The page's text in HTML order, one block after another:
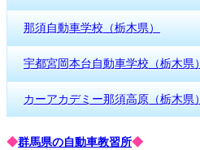
那須自動車学校（栃木県）
宇都宮岡本台自動車学校（栃木県）
カーアカデミー那須高原（栃木県）
◆群馬県の自動車教習所◆